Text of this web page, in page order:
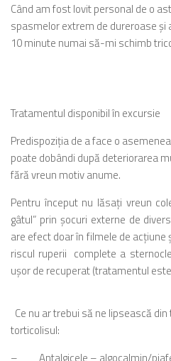
Când am fost lovit personal de o
spasmelor extrem de dureroase
10 minute numai să-mi schimb
Tratamentul disponibil în excursie
Predispoziţia de a face o
poate dobândi după deteriorarea
fără vreun motiv anume.
Pentru început nu lăsaţi vreun
gâtul” prin şocuri externe de
are efect doar în filmele de acţiune
riscul ruperii complete a
uşor de recuperat (tratamentul
Ce nu ar trebui să ne lipsească
torticolisul: